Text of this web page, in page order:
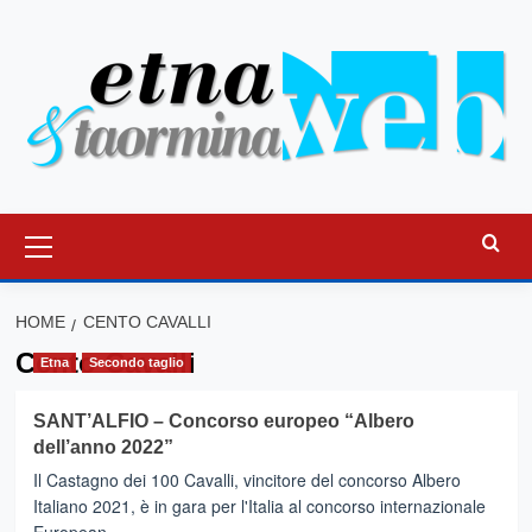
principale
HOME CENTO CAVALLI
Cento Cavalli
Etna Secondo taglio
SANT’ALFIO – Concorso europeo “Albero
dell’anno 2022”
Il Castagno dei 100 Cavalli, vincitore del concorso Albero
Italiano 2021, è in gara per l'Italia al concorso internazionale